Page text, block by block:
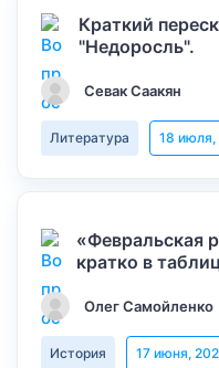
Краткий
"Недоросль".
Севак Саакян
Литература 18 июля,
«Февральская
кратко в
Олег Самойленко
История 17 июня,